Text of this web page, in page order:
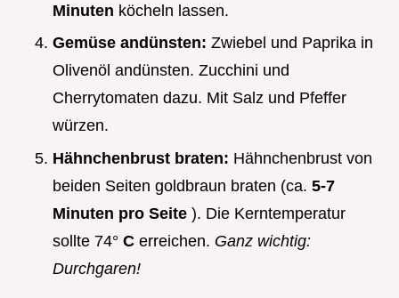
Minuten köcheln lassen.
Gemüse andünsten: Zwiebel und Paprika in
Olivenöl andünsten. Zucchini und
Cherrytomaten dazu. Mit Salz und Pfeffer
würzen.
Hähnchenbrust braten: Hähnchenbrust von
beiden Seiten goldbraun braten (ca. 5-7
Minuten pro Seite ). Die Kerntemperatur
sollte 74° C erreichen. Ganz wichtig:
Durchgaren!